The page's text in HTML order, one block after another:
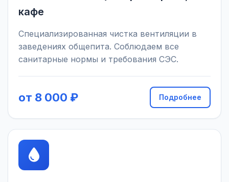
кафе
Специализированная чистка вентиляции в
заведениях общепита. Соблюдаем все
санитарные нормы и требования СЭС.
от 8 000 ₽ Подробнее